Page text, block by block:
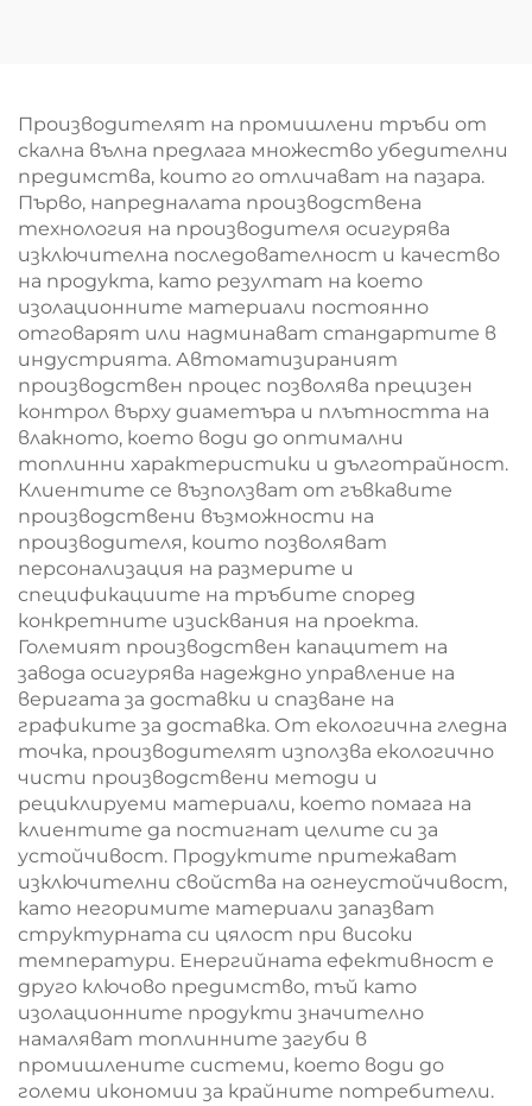
от каменна вата
Производителят на промишлени тръби от
скална вълна предлага множество убедителни
предимства, които го отличават на пазара.
Първо, напредналата производствена
технология на производителя осигурява
изключителна последователност и качество
на продукта, като резултат на което
изолационните материали постоянно
отговарят или надминават стандартите в
индустрията. Автоматизираният
производствен процес позволява прецизен
контрол върху диаметъра и плътността на
влакното, което води до оптимални
топлинни характеристики и дълготрайност.
Клиентите се възползват от гъвкавите
производствени възможности на
производителя, които позволяват
персонализация на размерите и
спецификациите на тръбите според
конкретните изисквания на проекта.
Големият производствен капацитет на
завода осигурява надеждно управление на
веригата за доставки и спазване на
графиките за доставка. От екологична гледна
точка, производителят използва екологично
чисти производствени методи и
рециклируеми материали, което помага на
клиентите да постигнат целите си за
устойчивост. Продуктите притежават
изключителни свойства на огнеустойчивост,
като негоримите материали запазват
структурната си цялост при високи
температури. Енергийната ефективност е
друго ключово предимство, тъй като
изолационните продукти значително
намаляват топлинните загуби в
промишлените системи, което води до
големи икономии за крайните потребители.